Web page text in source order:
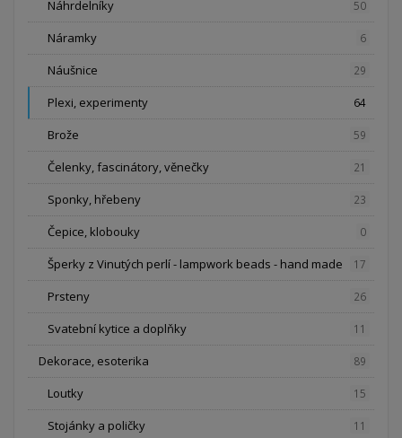
Náhrdelníky 50
Náramky 6
Náušnice 29
Plexi, experimenty 64
Brože 59
Čelenky, fascinátory, věnečky 21
Sponky, hřebeny 23
Čepice, klobouky 0
Šperky z Vinutých perlí - lampwork beads - hand made 17
Prsteny 26
Svatební kytice a doplňky 11
Dekorace, esoterika 89
Loutky 15
Stojánky a poličky 11